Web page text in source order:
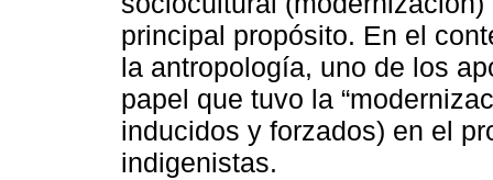
principal propósito. En el
la antropología, uno de los
papel que tuvo la
inducidos y forzados) en el
indigenistas.